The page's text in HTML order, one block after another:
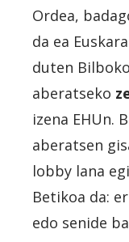
Ordea,
da ea
duten
aberatseko
izena EHUn.
aberatsen
lobby lana
Betikoa da:
edo senide